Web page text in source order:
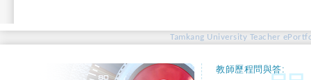
Tamkang University Teacher
教師歷程問與答: